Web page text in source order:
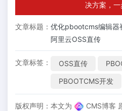
决方案，一
文章标题： 优化pbootcms编辑器
阿里云OSS直传
文章标签： OSS直传
PBOOTCMS开发
版权声明： 本文为
CMS博客